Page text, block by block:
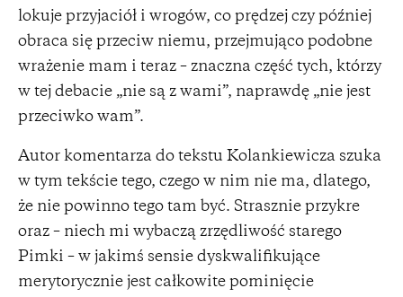
lokuje przyjaciół i wrogów, co prędzej czy później
obraca się przeciw niemu, przejmująco podobne
wrażenie mam i teraz – znaczna część tych, którzy
w tej debacie „nie są z wami”, naprawdę „nie jest
przeciwko wam”.
Autor komentarza do tekstu Kolankiewicza szuka
w tym tekście tego, czego w nim nie ma, dlatego,
że nie powinno tego tam być. Strasznie przykre
oraz – niech mi wybaczą zrzędliwość starego
Pimki – w jakimś sensie dyskwalifikujące
merytorycznie jest całkowite pominięcie